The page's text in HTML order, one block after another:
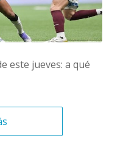
este jueves: a qué